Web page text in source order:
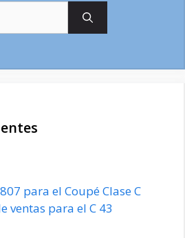
para el Coupé Clase C
ventas para el C 43